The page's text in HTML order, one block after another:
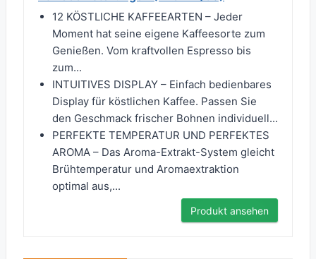
12 KÖSTLICHE KAFFEEARTEN – Jeder
Moment hat seine eigene Kaffeesorte zum
Genießen. Vom kraftvollen Espresso bis
zum...
INTUITIVES DISPLAY – Einfach bedienbares
Display für köstlichen Kaffee. Passen Sie
den Geschmack frischer Bohnen individuell...
PERFEKTE TEMPERATUR UND PERFEKTES
AROMA – Das Aroma-Extrakt-System gleicht
Brühtemperatur und Aromaextraktion
optimal aus,...
Produkt ansehen